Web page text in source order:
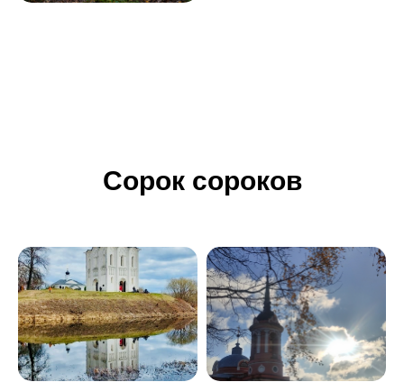
Сорок сороков